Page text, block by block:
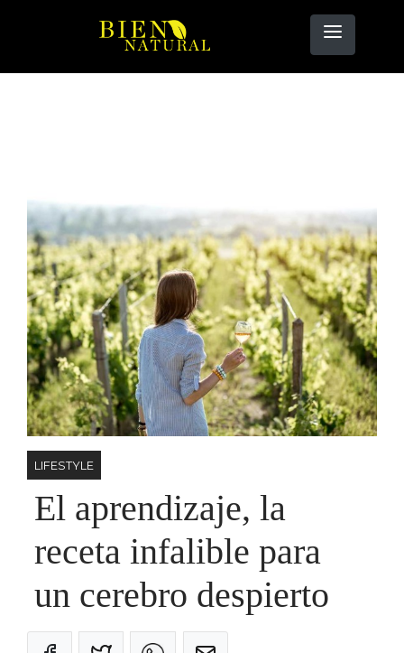
LIFESTYLE
El aprendizaje, la
receta infalible para
un cerebro despierto